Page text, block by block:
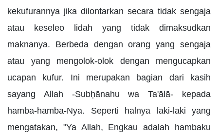
kekufurannya jika dilontarkan secara tidak sengaja
atau keseleo lidah yang tidak dimaksudkan
maknanya. Berbeda dengan orang yang sengaja
atau yang mengolok-olok dengan mengucapkan
ucapan kufur. Ini merupakan bagian dari kasih
sayang Allah -Subḥānahu wa Ta'ālā- kepada
hamba-hamba-Nya. Seperti halnya laki-laki yang
mengatakan, "Ya Allah, Engkau adalah hambaku